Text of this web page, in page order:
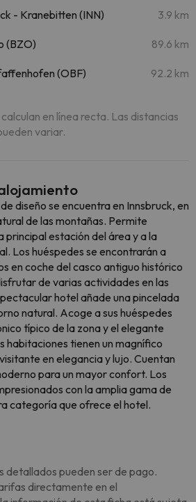
- Kranebitten (INN) 3.9 km
(BZO) 89.6 km
(OBF) 92.2 km
en línea recta. Las distancias
variar.
diseño se encuentra en Innsbruck, en
de las montañas. Permite
estación del área y a la
Los huéspedes se encontrarán a
en coche del casco antiguo histórico
de varias actividades en las
hotel añade una pincelada
natural. Acoge a sus huéspedes
típico de la zona y el elegante
habitaciones tienen un magnífico
en elegancia y lujo. Cuentan
para un mayor confort. Los
con la amplia gama de
categoría que ofrece el hotel.
detallados pueden ser de pago.
directamente en el